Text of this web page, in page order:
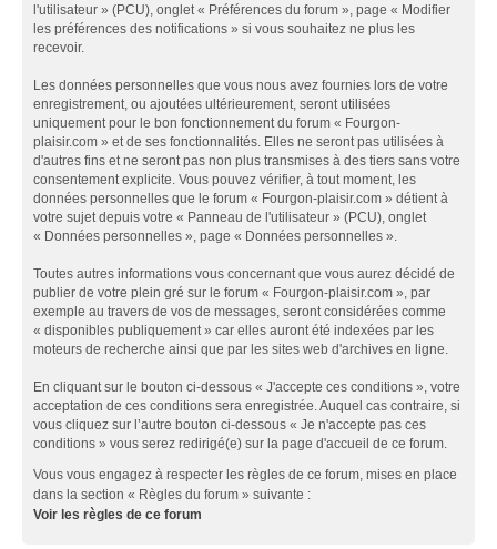
l'utilisateur » (PCU), onglet « Préférences du forum », page « Modifier
les préférences des notifications » si vous souhaitez ne plus les
recevoir.
Les données personnelles que vous nous avez fournies lors de votre
enregistrement, ou ajoutées ultérieurement, seront utilisées
uniquement pour le bon fonctionnement du forum « Fourgon-
plaisir.com » et de ses fonctionnalités. Elles ne seront pas utilisées à
d'autres fins et ne seront pas non plus transmises à des tiers sans votre
consentement explicite. Vous pouvez vérifier, à tout moment, les
données personnelles que le forum « Fourgon-plaisir.com » détient à
votre sujet depuis votre « Panneau de l'utilisateur » (PCU), onglet
« Données personnelles », page « Données personnelles ».
Toutes autres informations vous concernant que vous aurez décidé de
publier de votre plein gré sur le forum « Fourgon-plaisir.com », par
exemple au travers de vos de messages, seront considérées comme
« disponibles publiquement » car elles auront été indexées par les
moteurs de recherche ainsi que par les sites web d'archives en ligne.
En cliquant sur le bouton ci-dessous « J'accepte ces conditions », votre
acceptation de ces conditions sera enregistrée. Auquel cas contraire, si
vous cliquez sur l’autre bouton ci-dessous « Je n'accepte pas ces
conditions » vous serez redirigé(e) sur la page d'accueil de ce forum.
Vous vous engagez à respecter les règles de ce forum, mises en place
dans la section « Règles du forum » suivante :
Voir les règles de ce forum